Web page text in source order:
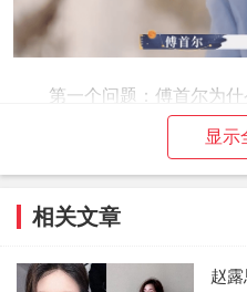
第一个问题：傅首尔为什
看过《再见爱人》的都知
怪。之前老刘和傅首尔在安
得没有了朋友、没有了社交
显示
相关文章
赵